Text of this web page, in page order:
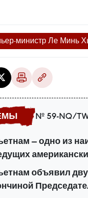
министр Ле Минь
№ 59-NQ/
— одно из
объявил